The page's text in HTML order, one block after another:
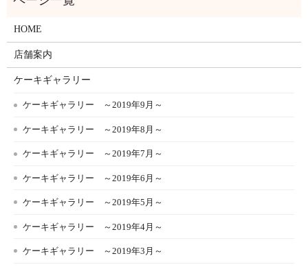
HOME
店舗案内
ケーキギャラリー
ケーキギャラリー ～2019年9月～
ケーキギャラリー ～2019年8月～
ケーキギャラリー ～2019年7月～
ケーキギャラリー ～2019年6月～
ケーキギャラリー ～2019年5月～
ケーキギャラリー ～2019年4月～
ケーキギャラリー ～2019年3月～